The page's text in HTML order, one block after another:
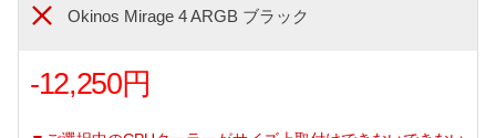
Okinos Mirage 4 ARGB ブラック
-12,250円